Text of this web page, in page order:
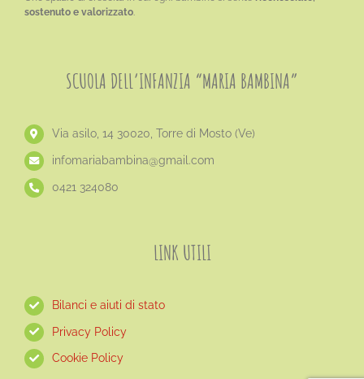
sostenuto e valorizzato.
SCUOLA DELL’INFANZIA “MARIA BAMBINA”
Via asilo, 14 30020, Torre di Mosto (Ve)
​infomariabambina@gmail.com
0421 324080
LINK UTILI
Bilanci e aiuti di stato
Privacy Policy
Cookie Policy